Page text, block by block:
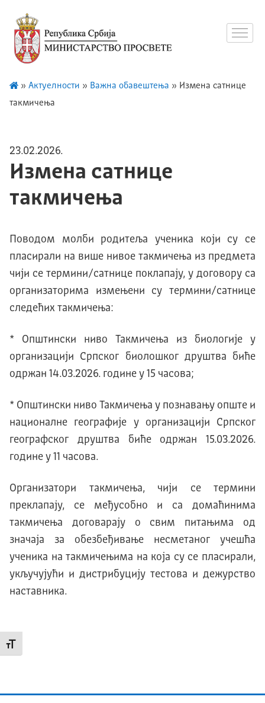
Промени величину слова
» Актуелности » Важна обавештења » Измена сатнице
такмичења
23.02.2026.
Измена сатнице
такмичења
Поводом молби родитеља ученика који су се
пласирали на више нивое такмичења из предмета
чији се термини/сатнице поклапају, у договору са
организаторима измењени су термини/сатнице
следећих такмичења:
* Општински ниво Такмичења из биологије у
организацији Српског биолошког друштва биће
одржан 14.03.2026. године у 15 часова;
* Општински ниво Такмичења у познавању опште и
националне географије у организацији Српског
географског друштва биће одржан 15.03.2026.
године у 11 часова.
Организатори такмичења, чији се термини
преклапају, се међусобно и са домаћинима
такмичења договарају о свим питањима од
значаја за обезбеђивање несметаног учешћа
ученика на такмичењима на која су се пласирали,
укључујући и дистрибуцију тестова и дежурство
наставника.